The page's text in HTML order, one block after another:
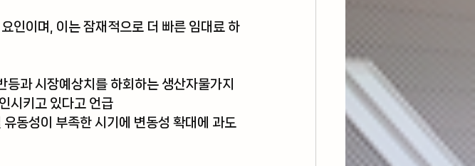
인이며, 이는 잠재적으로 더 빠른 임대료 하
등과 시장예상치를 하회하는 생산자물가지
시키고 있다고 언급
동성이 부족한 시기에 변동성 확대에 과도